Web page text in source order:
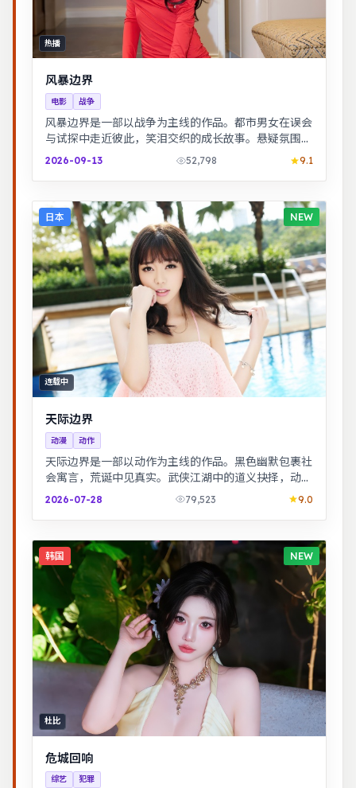
热播
风暴边界
电影 战争
风暴边界是一部以战争为主线的作品。都市男女在误会
与试探中走近彼此，笑泪交织的成长故事。悬疑氛围层
层推进，线索拼图式叙事，结局出人意料。
2026-09-13 52,798 9.1
日本 NEW
连载中
天际边界
动漫 动作
天际边界是一部以动作为主线的作品。黑色幽默包裹社
会寓言，荒诞中见真实。武侠江湖中的道义抉择，动作
设计利落，意境悠远。
2026-07-28 79,523 9.0
韩国 NEW
杜比
危城回响
综艺 犯罪